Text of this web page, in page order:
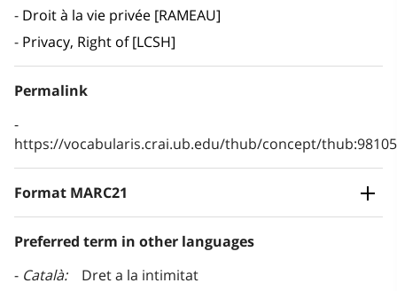
Droit à la vie privée [RAMEAU]
Privacy, Right of [LCSH]
Permalink
https://vocabularis.crai.ub.edu/thub/concept/
Format MARC21
Preferred term in other languages
Català
Dret a la intimitat